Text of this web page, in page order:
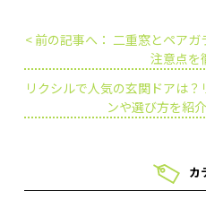
< 前の記事へ： 二重窓とペア
注意点を
リクシルで人気の玄関ドアは
ンや選び方を紹
カ